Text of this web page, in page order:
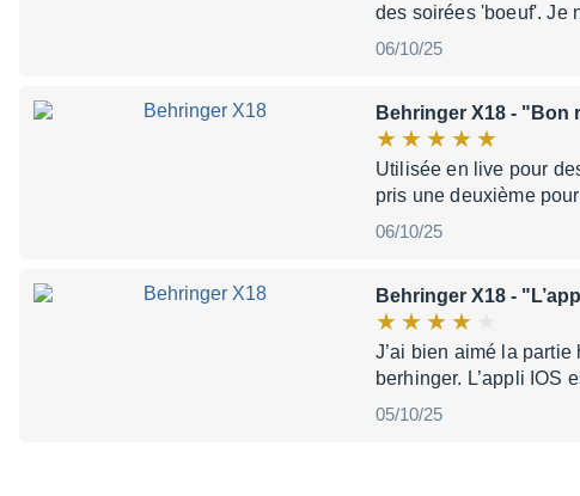
des soirées 'boeuf'. Je
06/10/25
Behringer X18 - "Bon
Utilisée en live pour
pris une deuxième
06/10/25
Behringer X18 -
J’ai bien aimé la
berhinger. L’appli IOS
05/10/25